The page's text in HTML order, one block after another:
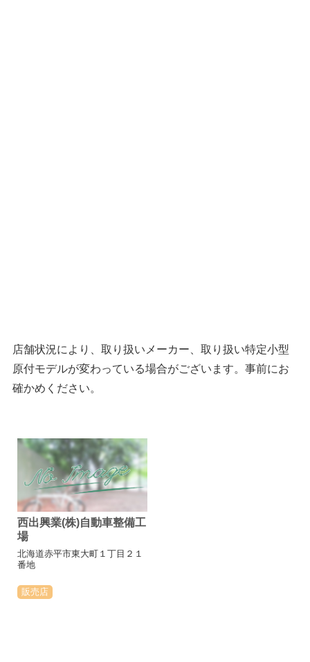
店舗状況により、取り扱いメーカー、取り扱い特定小型
原付モデルが変わっている場合がございます。事前にお
確かめください。
西出興業(株)自動車整備工
場
北海道赤平市東大町１丁目２１
番地
販売店